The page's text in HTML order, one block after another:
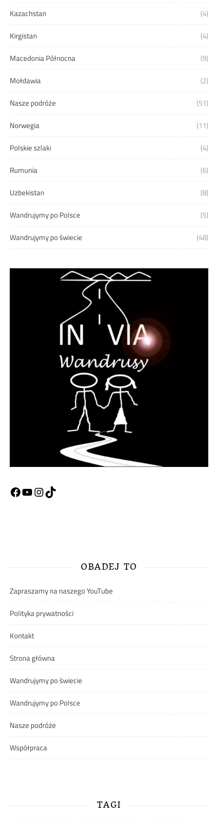
Kazachstan
(4)
Kirgistan
(4)
Macedonia Północna
(9)
Mołdawia
(2)
Nasze podróże
(51)
Norwegia
(11)
Polskie szlaki
(4)
Rumunia
(6)
Uzbekistan
(8)
Wandrujymy po Polsce
(5)
Wandrujymy po świecie
(48)
Facebook
YouTube
Instagram
OBADEJ TO
Zapraszamy na naszego YouTube
Polityka prywatności
Kontakt
Strona główna
Wandrujymy po świecie
Wandrujymy po Polsce
Nasze podróże
Współpraca
TAGI